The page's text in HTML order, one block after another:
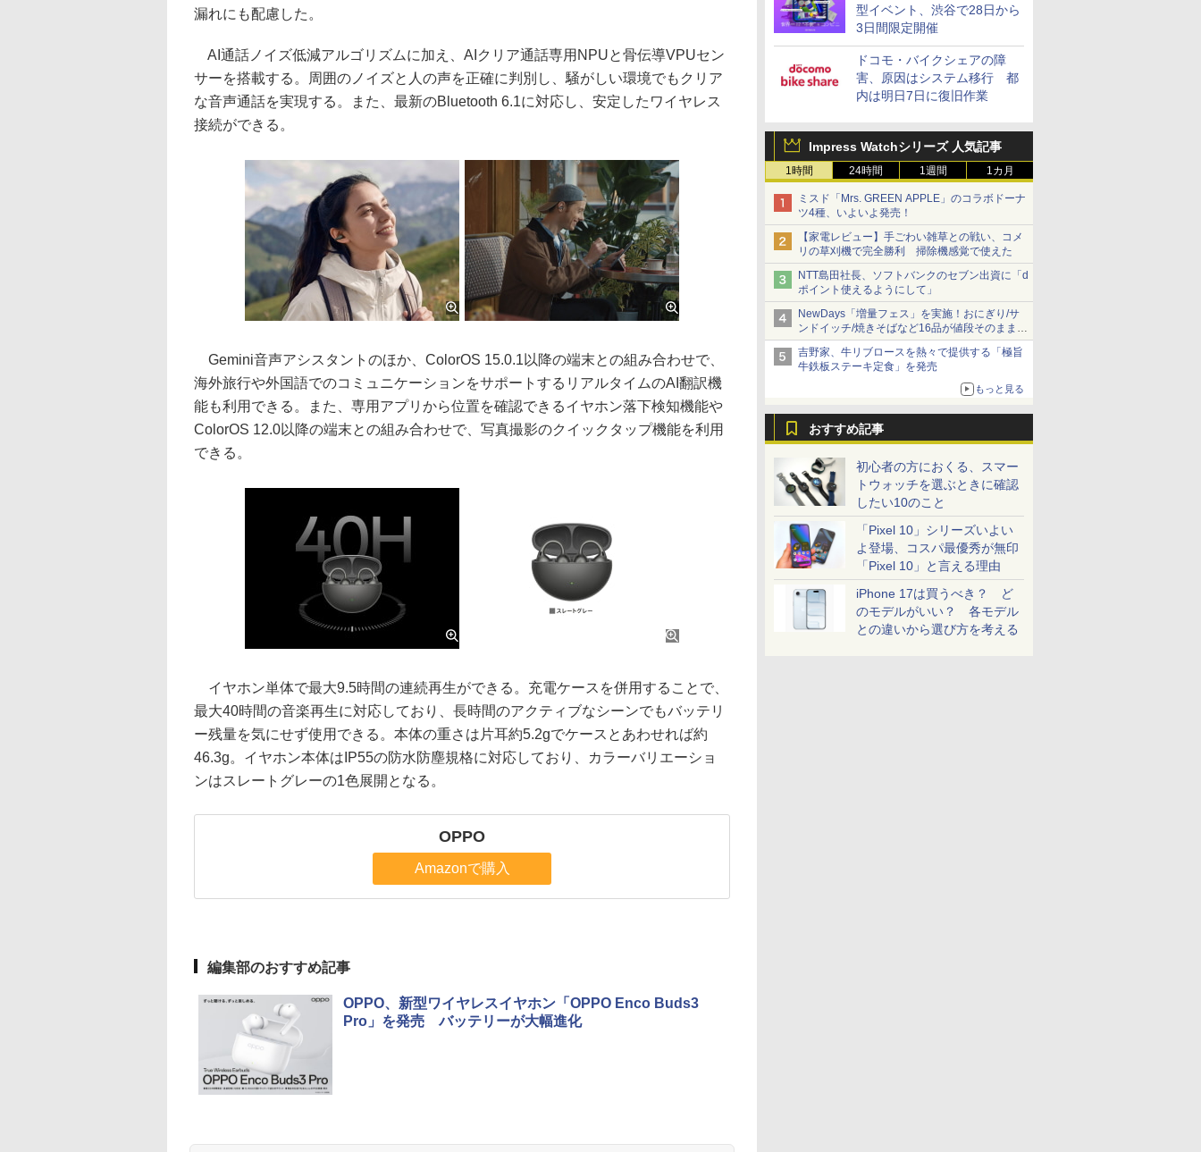
型イベント、渋谷で28日から
3日間限定開催
ドコモ・バイクシェアの障
害、原因はシステム移行 都
内は明日7日に復旧作業
Impress Watchシリーズ 人気記事
1時間 24時間 1週間 1カ月
ミスド「Mrs. GREEN APPLE」のコラボドーナ
ツ4種、いよいよ発売！
【家電レビュー】手ごわい雑草との戦い、コメ
リの草刈機で完全勝利 掃除機感覚で使えた
NTT島田社長、ソフトバンクのセブン出資に「d
ポイント使えるようにして」
NewDays「増量フェス」を実施！おにぎり/サ
ンドイッチ/焼きそばなど16品が値段そのままで
ボリュームアップ
吉野家、牛リブロースを熱々で提供する「極旨
牛鉄板ステーキ定食」を発売
もっと見る
おすすめ記事
初心者の方におくる、スマー
トウォッチを選ぶときに確認
したい10のこと
「Pixel 10」シリーズいよい
よ登場、コスパ最優秀が無印
「Pixel 10」と言える理由
iPhone 17は買うべき？ ど
のモデルがいい？ 各モデル
との違いから選び方を考える
漏れにも配慮した。
AI通話ノイズ低減アルゴリズムに加え、AIクリア通話専用NPUと骨伝導VPUセン
サーを搭載する。周囲のノイズと人の声を正確に判別し、騒がしい環境でもクリア
な音声通話を実現する。また、最新のBluetooth 6.1に対応し、安定したワイヤレス
接続ができる。
Gemini音声アシスタントのほか、ColorOS 15.0.1以降の端末との組み合わせで、
海外旅行や外国語でのコミュニケーションをサポートするリアルタイムのAI翻訳機
能も利用できる。また、専用アプリから位置を確認できるイヤホン落下検知機能や
ColorOS 12.0以降の端末との組み合わせで、写真撮影のクイックタップ機能を利用
できる。
イヤホン単体で最大9.5時間の連続再生ができる。充電ケースを併用することで、
最大40時間の音楽再生に対応しており、長時間のアクティブなシーンでもバッテリ
ー残量を気にせず使用できる。本体の重さは片耳約5.2gでケースとあわせれば約
46.3g。イヤホン本体はIP55の防水防塵規格に対応しており、カラーバリエーショ
ンはスレートグレーの1色展開となる。
OPPO
Amazonで購入
編集部のおすすめ記事
OPPO、新型ワイヤレスイヤホン「OPPO Enco Buds3
Pro」を発売 バッテリーが大幅進化